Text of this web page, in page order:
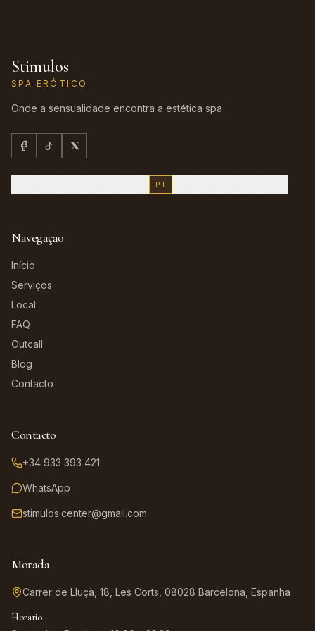
Stimulos
SPA ERÓTICO
Onde a sensualidade encontra a estética spa
PT
Navegação
Início
Serviços
Local
FAQ
Outcall
Blog
Contacto
Contacto
+34 933 393 421
WhatsApp
stimulos.center@gmail.com
Morada
Carrer de Lluçà, 18, Les Corts, 08028 Barcelona, Espanha
Horário